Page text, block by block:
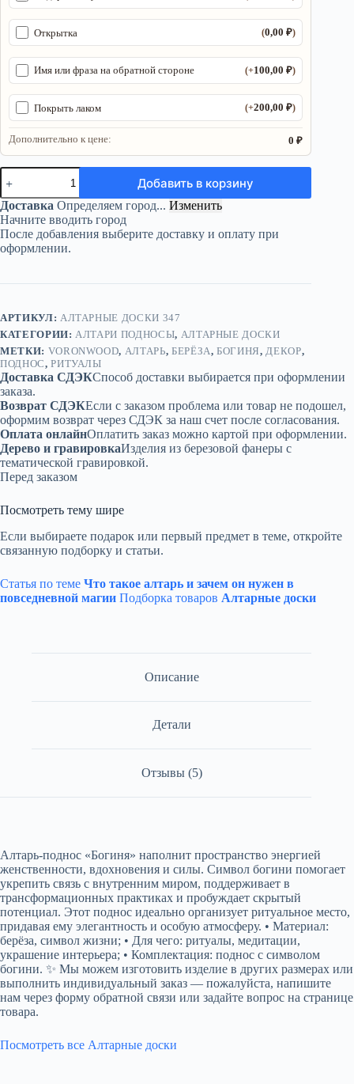
Открытка (0,00₽)
Имя или фраза на обратной стороне (+100,00₽)
Покрыть лаком (+200,00₽)
Дополнительно к цене: 0 ₽
Количество
товара
Алтарь-
поднос
«Богиня»
—
для
практик
Добавить в корзину
Доставка Определяем город... Изменить
Начните вводить город
После добавления выберите доставку и оплату при
оформлении.
АРТИКУЛ: АЛТАРНЫЕ ДОСКИ 347
КАТЕГОРИИ:АЛТАРИ ПОДНОСЫ, АЛТАРНЫЕ ДОСКИ
МЕТКИ: VORONWOOD, АЛТАРЬ, БЕРЁЗА,БОГИНЯ,ДЕКОР,
ПОДНОС,РИТУАЛЫ
Доставка СДЭКСпособ доставки выбирается при оформлении
заказа.
Возврат СДЭКЕсли с заказом проблема или товар не подошел,
оформим возврат через СДЭК за наш счет после согласования.
Оплата онлайнОплатить заказ можно картой при оформлении.
Дерево и гравировкаИзделия из березовой фанеры с
тематической гравировкой.
Перед заказом
Посмотреть тему шире
Если выбираете подарок или первый предмет в теме, откройте
связанную подборку и статьи.
Статья по теме Что такое алтарь и зачем он нужен в
повседневной магии Подборка товаров Алтарные доски
Описание
Детали
Отзывы (5)
Алтарь-поднос «Богиня» наполнит пространство энергией
женственности, вдохновения и силы. Символ богини помогает
укрепить связь с внутренним миром, поддерживает в
трансформационных практиках и пробуждает скрытый
потенциал. Этот поднос идеально организует ритуальное место,
придавая ему элегантность и особую атмосферу. • Материал:
берёза, символ жизни; • Для чего: ритуалы, медитации,
украшение интерьера; • Комплектация: поднос с символом
богини. ✨ Мы можем изготовить изделие в других размерах или
выполнить индивидуальный заказ — пожалуйста, напишите
нам через форму обратной связи или задайте вопрос на странице
товара.
Посмотреть все Алтарные доски